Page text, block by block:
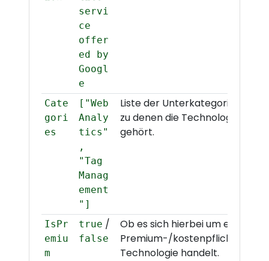
servi
ce
offer
ed by
Googl
e
Cate
gori
es
["Web
Analy
tics"
,
"Tag
Manag
ement
"]
Liste der Unterkategorien,
zu denen die Technologie
gehört.
IsPr
emiu
m
true /
false
Ob es sich hierbei um eine
Premium-/kostenpflichtige
Technologie handelt.